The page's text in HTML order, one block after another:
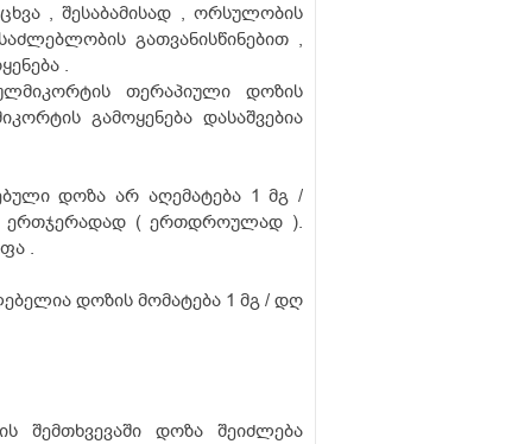
, შესაბამისად , ორსულობის
გათვანისწინებით ,
.
თერაპიული დოზის
გამოყენება დასაშვებია
დოზა არ აღემატება 1 მგ /
ერთჯერადად ( ერთდროულად ).
.
დოზის მომატება 1 მგ / დღ
შემთხვევაში დოზა შეიძლება